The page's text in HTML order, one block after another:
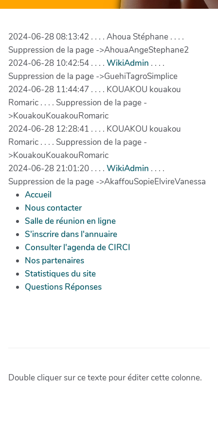
2024-06-28 08:13:42 . . . . Ahoua Stéphane . . . .
Suppression de la page ->AhouaAngeStephane2
2024-06-28 10:42:54 . . . . WikiAdmin . . . .
Suppression de la page ->GuehiTagroSimplice
2024-06-28 11:44:47 . . . . KOUAKOU kouakou
Romaric . . . . Suppression de la page -
>KouakouKouakouRomaric
2024-06-28 12:28:41 . . . . KOUAKOU kouakou
Romaric . . . . Suppression de la page -
>KouakouKouakouRomaric
2024-06-28 21:01:20 . . . . WikiAdmin . . . .
Suppression de la page ->AkaffouSopieElvireVanessa
Accueil
Nous contacter
Salle de réunion en ligne
S'inscrire dans l'annuaire
Consulter l'agenda de CIRCI
Nos partenaires
Statistiques du site
Questions Réponses
Double cliquer sur ce texte pour éditer cette colonne.